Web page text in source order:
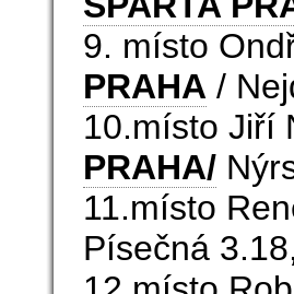
9. místo
PRAHA /
10.místo Jiří
PRAHA/
11.místo
Písečná